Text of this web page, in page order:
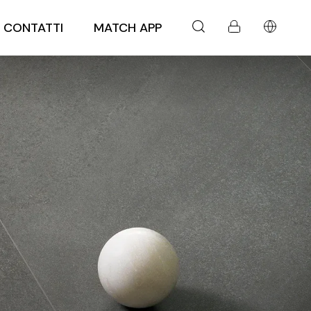
CONTATTI MATCH APP